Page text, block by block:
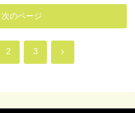
次のページ
2 3 次